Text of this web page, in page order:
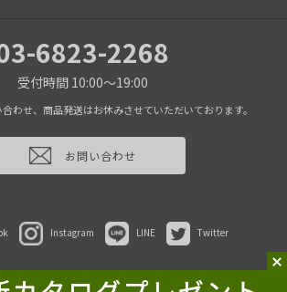
6823-2268
受付時間 10:00～19:00
わせ、商品発送はお休みさせていただいております。
お問い合わせ
Instagram LINE Twitter